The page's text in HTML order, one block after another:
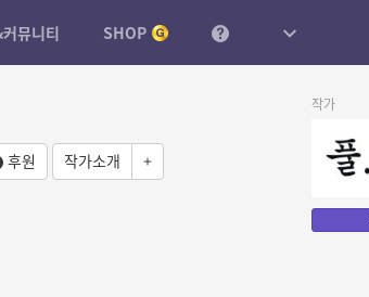
뮤니티 SHOP
후원 작가소개 +
작가